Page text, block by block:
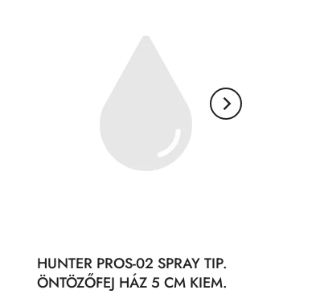
HUNTER PROS-02 SPRAY TIP.
ÖNTÖZŐFEJ HÁZ 5 CM KIEM.